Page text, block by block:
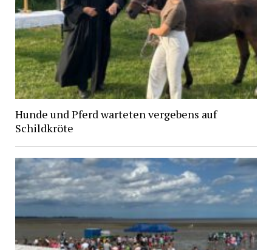
Hunde und Pferd warteten vergebens auf
Schildkröte